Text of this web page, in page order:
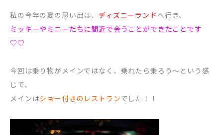
私の今年の夏の思い出は、 ディズニーランドへ行き、
ミッキーやミニーたちに間近で会うことができたことです
♡♡
今回は乗り物がメインではなく、乗れたら乗ろう〜という感
じで、
メインはショー付きのレストランでした！！